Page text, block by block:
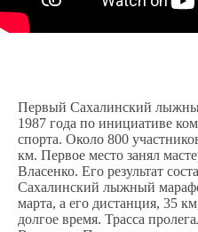
Первый Сахалинский
1987 года по инициативе
спорта. Около 800
км. Первое место занял
Власенко. Его результат
Сахалинский лыжный
марта, а его дистанция, 35
долгое время. Трасса